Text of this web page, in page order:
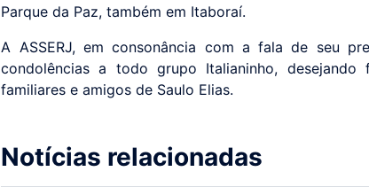
Parque da Paz, também em Itaboraí.
A ASSERJ, em consonância com a fala de seu
condolências a todo grupo Italianinho, desejando
familiares e amigos de Saulo Elias.
Notícias relacionadas